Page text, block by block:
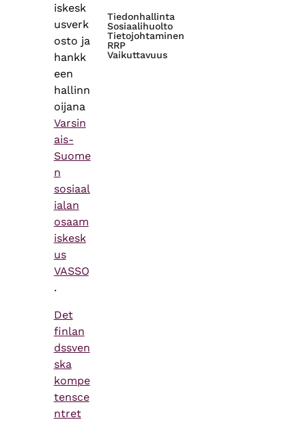
iskesk
usverk
osto ja
hankk
een
hallinn
oijana
Varsin
ais-
Suome
n
sosiaal
ialan
osaam
iskesk
us
VASSO
.
Det
finlan
dssven
ska
kompe
tensce
ntret
Tiedonhallinta
Sosiaalihuolto
Tietojohtaminen
RRP
Vaikuttavuus